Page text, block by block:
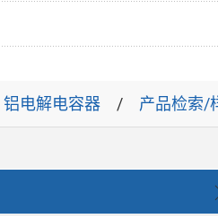
铝电解电容器 产品检索/